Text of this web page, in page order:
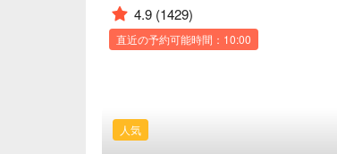
4.9 (1429)
直近の予約可能時間：10:00
人気